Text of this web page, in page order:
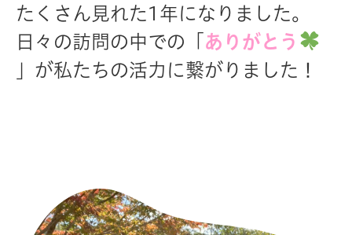
たくさん見れた1年になりました。
日々の訪問の中での「ありがとう
」が私たちの活力に繋がりました！